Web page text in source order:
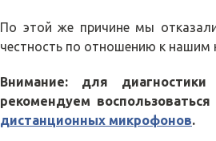
По этой же причине мы
честность по отношению к нашим
Внимание: для
рекомендуем воспользоваться
дистанционных микрофонов.